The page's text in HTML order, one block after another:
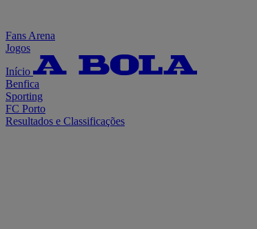
Fans Arena
Jogos
Início
Benfica
Sporting
FC Porto
Resultados e Classificações